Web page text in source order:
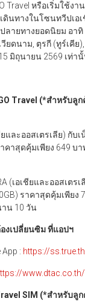
Travel หรือเริ่มใช้ง
ดินทางในโซนทวีปเอ
ลายทางยอดนิยม อา
วียดนาม, ตุรกี (ทูร์เคีย
มิถุนายน 2569 เท่า
Travel (*สำหรับลูก
ยและออสเตรเลีย) กับ
คาสุดคุ้มเพียง 649 บ
(เอเชียและออสเตร
ราคาสุดคุ้มเพียง
น 10 วัน
งเปลี่ยนซิม ที่แอปฯ
: https://
www.dtac.co.th/
SIM (*สำหรับลูก